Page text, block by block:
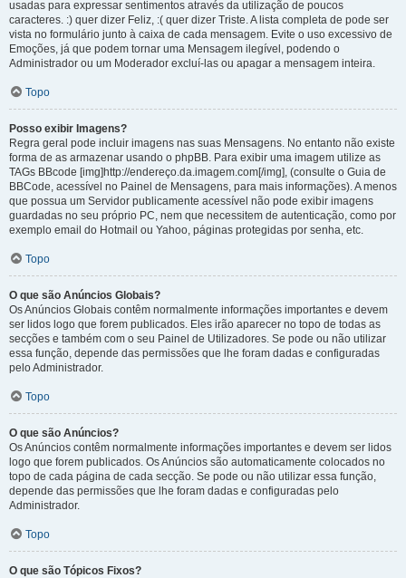
usadas para expressar sentimentos através da utilização de poucos
caracteres. :) quer dizer Feliz, :( quer dizer Triste. A lista completa de pode ser
vista no formulário junto à caixa de cada mensagem. Evite o uso excessivo de
Emoções, já que podem tornar uma Mensagem ilegível, podendo o
Administrador ou um Moderador excluí-las ou apagar a mensagem inteira.
Topo
Posso exibir Imagens?
Regra geral pode incluir imagens nas suas Mensagens. No entanto não existe
forma de as armazenar usando o phpBB. Para exibir uma imagem utilize as
TAGs BBcode [img]http://endereço.da.imagem.com[/img], (consulte o Guia de
BBCode, acessível no Painel de Mensagens, para mais informações). A menos
que possua um Servidor publicamente acessível não pode exibir imagens
guardadas no seu próprio PC, nem que necessitem de autenticação, como por
exemplo email do Hotmail ou Yahoo, páginas protegidas por senha, etc.
Topo
O que são Anúncios Globais?
Os Anúncios Globais contêm normalmente informações importantes e devem
ser lidos logo que forem publicados. Eles irão aparecer no topo de todas as
secções e também com o seu Painel de Utilizadores. Se pode ou não utilizar
essa função, depende das permissões que lhe foram dadas e configuradas
pelo Administrador.
Topo
O que são Anúncios?
Os Anúncios contêm normalmente informações importantes e devem ser lidos
logo que forem publicados. Os Anúncios são automaticamente colocados no
topo de cada página de cada secção. Se pode ou não utilizar essa função,
depende das permissões que lhe foram dadas e configuradas pelo
Administrador.
Topo
O que são Tópicos Fixos?